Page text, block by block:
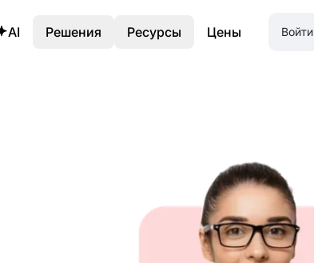
AI Решения Ресурсы Цены Войти